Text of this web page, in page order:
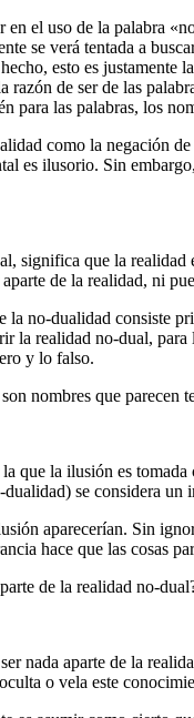
en el uso de la palabra
se verá tentada a
esto es justamente
razón de ser de las
para las palabras, los
como la negación
es ilusorio. Sin
significa que la
de la realidad, ni
la no-dualidad consiste
la realidad no-dual,
y lo falso.
nombres que parecen
que la ilusión es
se considera un
aparecerían. Sin
hace que las cosas
de la realidad no-
nada aparte de la
o vela este